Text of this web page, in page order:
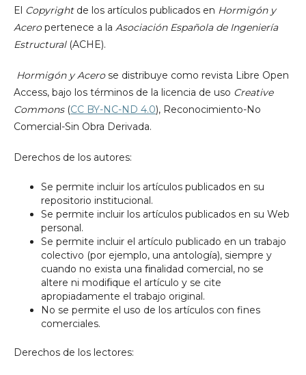
El Copyrightde los artículos publicados en Hormigón y
Aceropertenece a la Asociación Española de Ingeniería
Estructural(ACHE).
Hormigón y Acerose distribuye como revista Libre Open
Access, bajo los términos de la licencia de uso Creative
Commons(CC BY-NC-ND 4.0), Reconocimiento-No
Comercial-Sin Obra Derivada.
Derechos de los autores:
Se permite incluir los artículos publicados en su
repositorio institucional.
Se permite incluir los artículos publicados en su Web
personal.
Se permite incluir el artículo publicado en un trabajo
colectivo (por ejemplo, una antología), siempre y
cuando no exista una ﬁnalidad comercial, no se
altere ni modiﬁque el artículo y se cite
apropiadamente el trabajo original.
No se permite el uso de los artículos con fines
comerciales.
Derechos de los lectores: